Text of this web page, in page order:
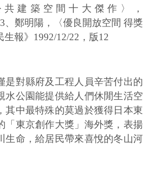
建築空間十大傑作〉，
、鄭明陽，〈優良開放空間 得獎
報》 1992/12/22 ，版12
是對縣府及工程人員辛苦付出的
水公園能提供給人們休閒生活空
其中最特殊的莫過於獲得日本東
「東京創作大獎」海外獎，表揚
生命，給居民帶來喜悅的冬山河